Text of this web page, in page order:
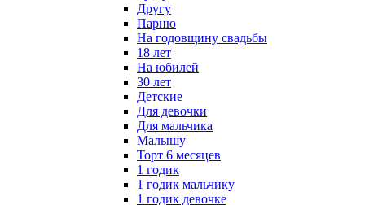
Другу
Парню
На годовщину свадьбы
18 лет
На юбилей
30 лет
Детские
Для девочки
Для мальчика
Малышу
Торт 6 месяцев
1 годик
1 годик мальчику
1 годик девочке